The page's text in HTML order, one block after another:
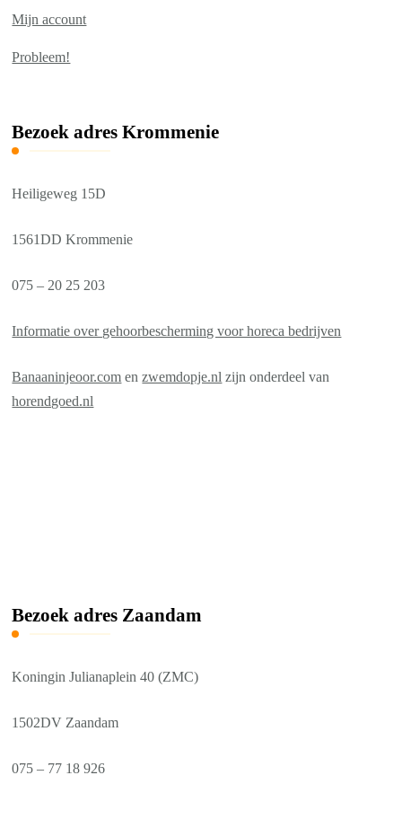
Mijn account
Probleem!
Bezoek adres Krommenie
Heiligeweg 15D
1561DD Krommenie
075 – 20 25 203
Informatie over gehoorbescherming voor horeca bedrijven
Banaaninjeoor.com enzwemdopje.nl zijn onderdeel van
horendgoed.nl
Bezoek adres Zaandam
Koningin Julianaplein 40 (ZMC)
1502DV Zaandam
075 – 77 18 926